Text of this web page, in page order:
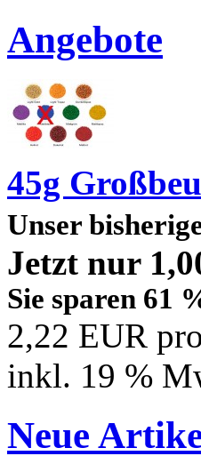
Angebote
45g
Unser
Jetzt nur
Sie sparen 61
2,22 EUR
inkl. 19 %
Neue